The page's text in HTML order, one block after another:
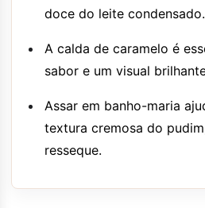
doce do leite condensado.
A calda de caramelo é
sabor e um visual
Assar em banho-maria
textura cremosa do
resseque.